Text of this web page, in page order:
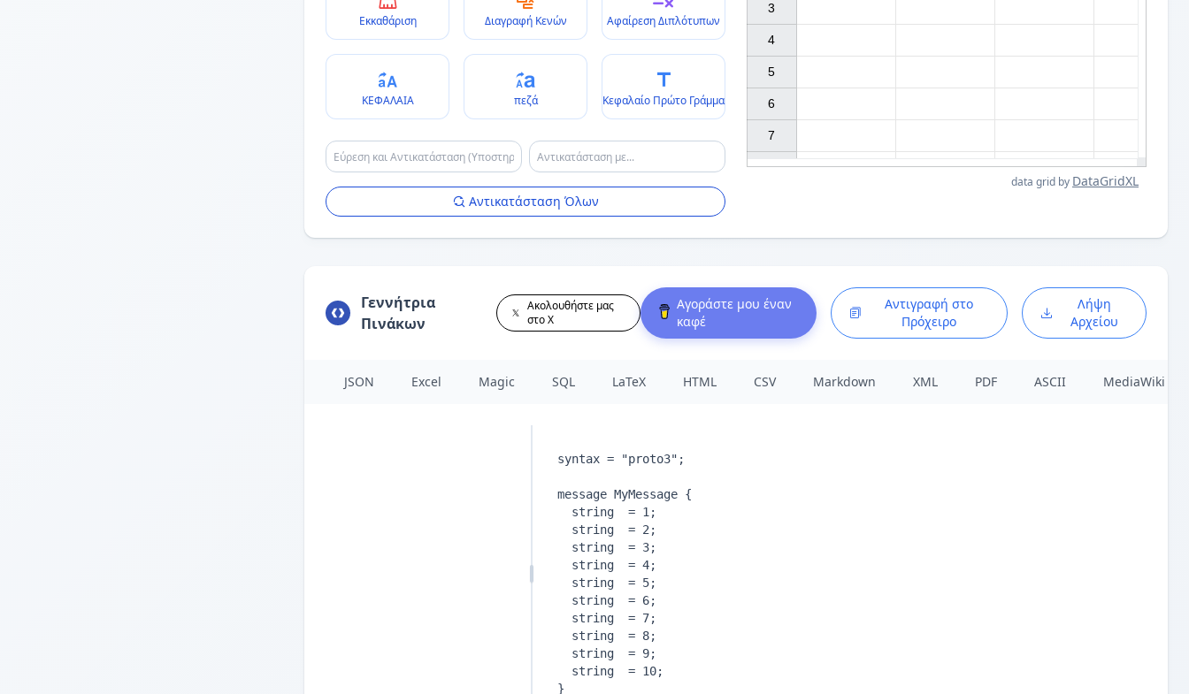
Εκκαθάριση Διαγραφή Κενών Αφαίρεση Διπλότυπων
ΚΕΦΑΛΑΙΑ πεζά Κεφαλαίο Πρώτο Γράμμα
Αντικατάσταση Όλων
3
4
5
6
7
data grid by DataGridXL
Γεννήτρια
Πινάκων
Ακολουθήστε μας
στο X
Αγοράστε μου έναν
καφέ
Αντιγραφή στο
Πρόχειρο
Λήψη
Αρχείου
JSON Excel Magic SQL LaTeX HTML CSV Markdown XML PDF ASCII MediaWiki